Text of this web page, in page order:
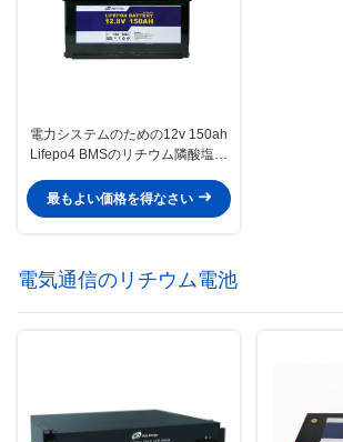
電力システムのための12v 150ah
Lifepo4 BMSのリチウム隣酸塩電
最もよい価格を得なさい
電気通信のリチウム電池